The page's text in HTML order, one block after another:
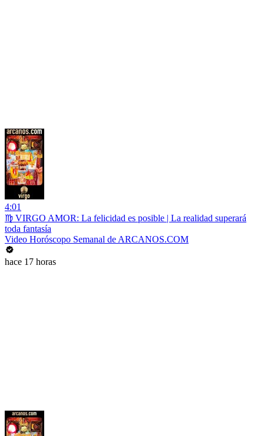
4:01
♍ VIRGO AMOR: La felicidad es posible | La realidad superará
toda fantasía
Video Horóscopo Semanal de ARCANOS.COM
hace 17 horas